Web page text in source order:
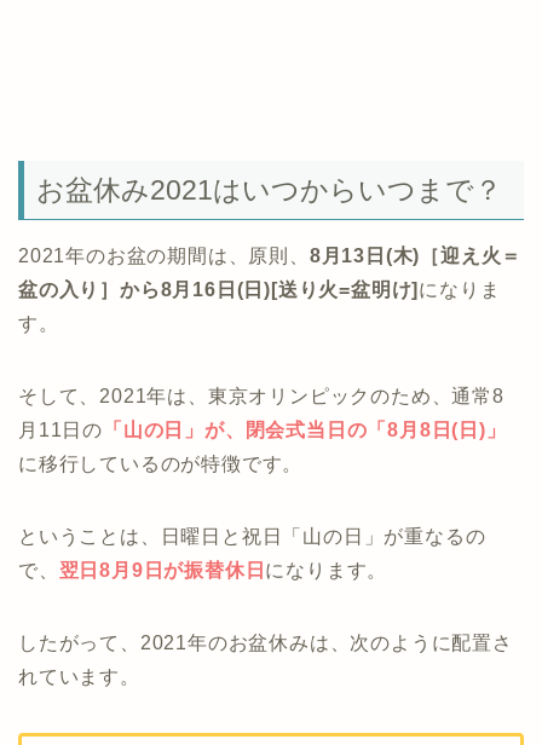
お盆休み2021はいつからいつまで？
2021年のお盆の期間は、原則、 8月13日(木)［迎え火＝
盆の入り］から8月16日(日)[送り火=盆明け] になりま
す。
そして、2021年は、東京オリンピックのため、通常8
月11日の 「 山の日」が、閉会式当日の 「8月8日(日)」
に移行しているのが特徴です。
ということは、日曜日と祝日「山の日」が重なるの
で、 翌日8月9日が振替休日 になります。
したがって、2021年のお盆休みは、次のように配置さ
れています。